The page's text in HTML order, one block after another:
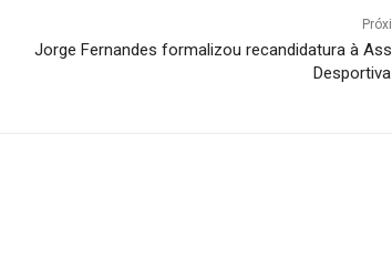
Jorge Fernandes formalizou recandidatura à